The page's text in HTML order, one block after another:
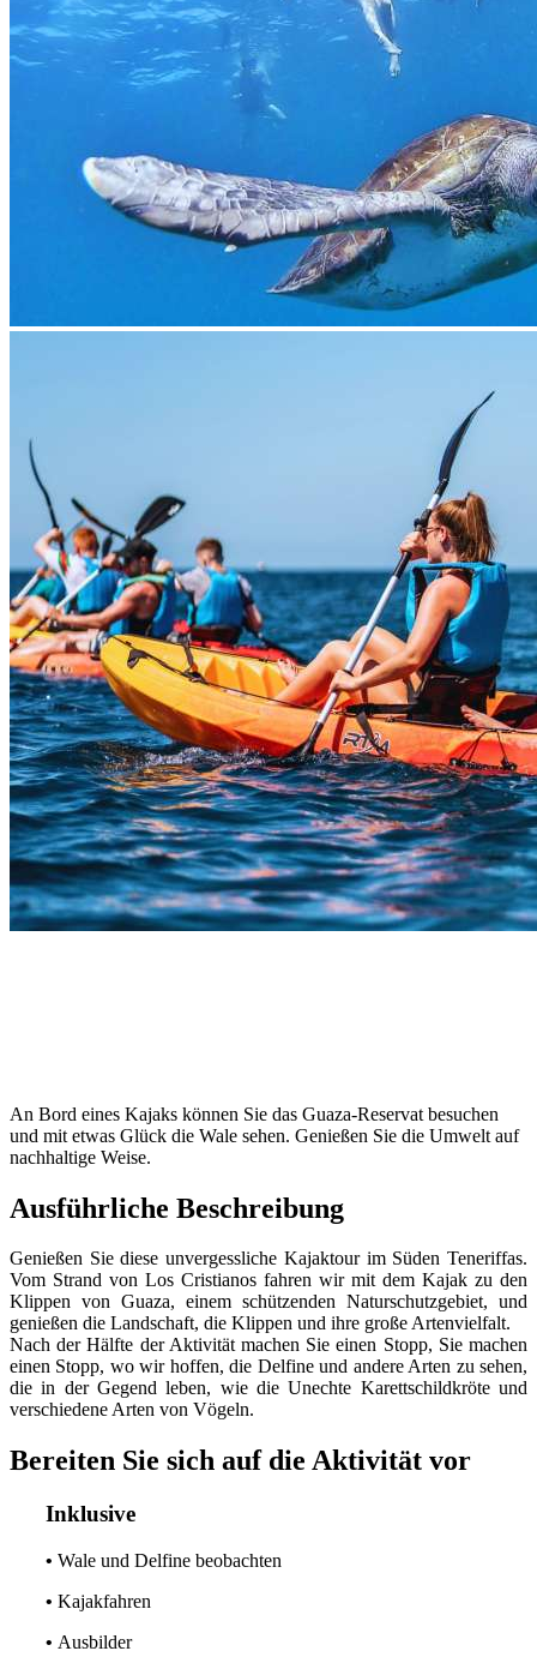
An Bord eines Kajaks können Sie das Guaza-Reservat besuchen
und mit etwas Glück die Wale sehen. Genießen Sie die Umwelt auf
nachhaltige Weise.
Ausführliche Beschreibung
Genießen Sie diese unvergessliche Kajaktour im Süden Teneriffas.
Vom Strand von Los Cristianos fahren wir mit dem Kajak zu den
Klippen von Guaza, einem schützenden Naturschutzgebiet, und
genießen die Landschaft, die Klippen und ihre große Artenvielfalt.
Nach der Hälfte der Aktivität machen Sie einen Stopp, Sie machen
einen Stopp, wo wir hoffen, die Delfine und andere Arten zu sehen,
die in der Gegend leben, wie die Unechte Karettschildkröte und
verschiedene Arten von Vögeln.
Bereiten Sie sich auf die Aktivität vor
Inklusive
• Wale und Delfine beobachten
• Kajakfahren
• Ausbilder